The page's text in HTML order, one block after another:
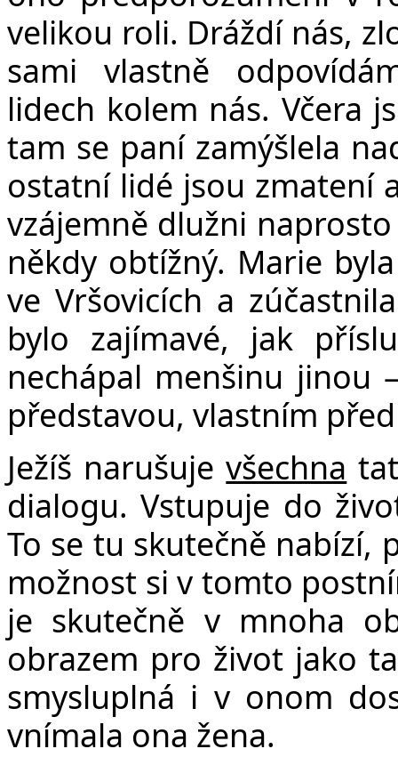
velikou roli. Dráždí nás,
sami vlastně
lidech kolem nás. Včera
tam se paní zamýšlela
ostatní lidé jsou zmatení
vzájemně dlužni
někdy obtížný. Marie
ve Vršovicích a
bylo zajímavé, jak
nechápal menšinu jinou
představou, vlastním
Ježíš narušujevšechna
dialogu. Vstupuje do
To se tu skutečně nabízí,
možnost si v tomto
je skutečně v mnoha
obrazem pro život jako
smysluplná i v onom
vnímala ona žena.